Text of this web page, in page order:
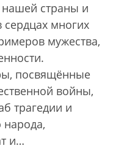
нашей страны и
сердцах многих
мужества,
посвящённые
войны,
трагедии и
народа,
и…